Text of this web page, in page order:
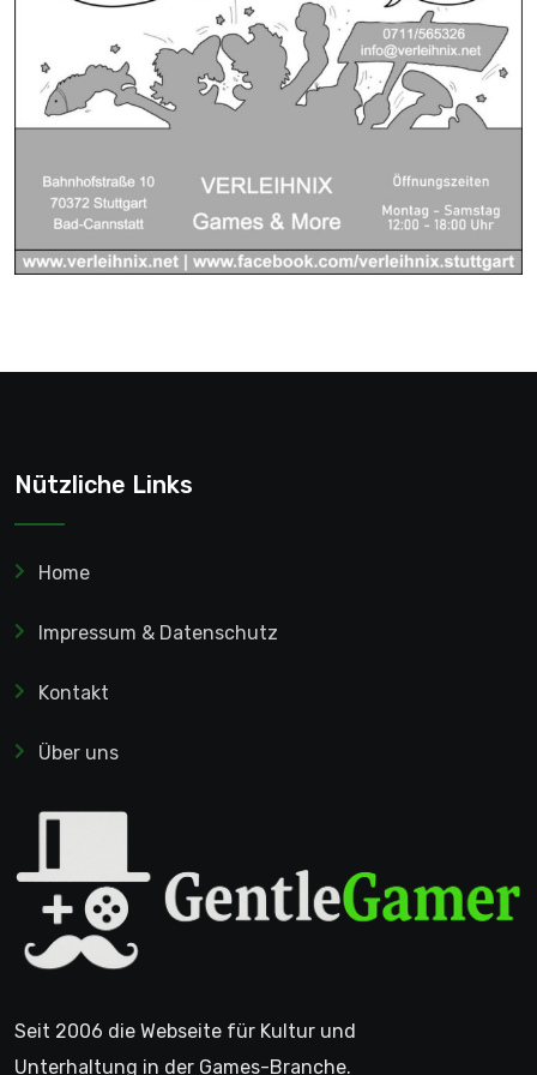
Nützliche Links
Home
Impressum & Datenschutz
Kontakt
Über uns
Seit 2006 die Webseite für Kultur und
Unterhaltung in der Games-Branche.